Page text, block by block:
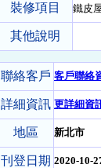
裝修項目 鐵皮
其他說明
聯絡客戶 客戶聯絡
詳細資訊 更詳細資
地區 新北市
刊登日期 2020-10-